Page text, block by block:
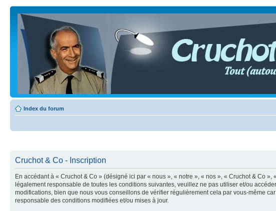
Index du forum
Cruchot & Co - Inscription
En accédant à « Cruchot & Co » (désigné ici par « nous », « notre », « nos », « Cruchot & Co
légalement responsable de toutes les conditions suivantes, veuillez ne pas utiliser et/ou
modifications, bien que nous vous conseillons de vérifier régulièrement cela par vous-même
responsable des conditions modifiées et/ou mises à jour.